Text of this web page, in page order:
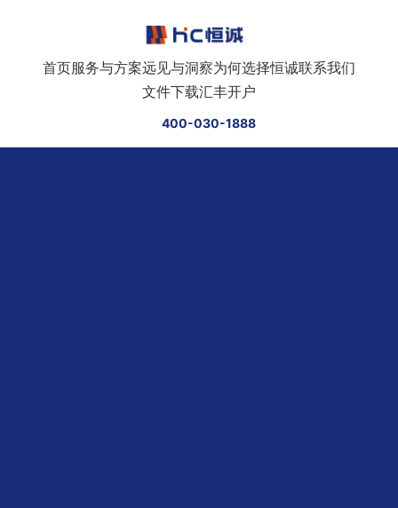
首页服务与方案远见与洞察为何选择恒诚联系我们
文件下载汇丰开户
400-030-1888